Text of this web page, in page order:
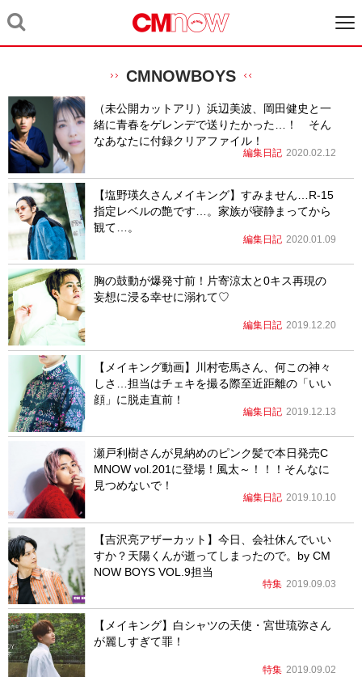
CMNOWBOYS
（未公開カットアリ）浜辺美波、岡田健史と一
緒に青春をゲレンデで送りたかった…！ そん
なあなたに付録クリアファイル！
編集日記 2020.02.12
【塩野瑛久さんメイキング】すみません…R-15
指定レベルの艶です…。家族が寝静まってから
観て…。
編集日記 2020.01.09
胸の鼓動が爆発寸前！片寄涼太と0キス再現の
妄想に浸る幸せに溺れて♡
編集日記 2019.12.20
【メイキング動画】川村壱馬さん、何この神々
しさ…担当はチェキを撮る際至近距離の「いい
顔」に脱走直前！
編集日記 2019.12.13
瀬戸利樹さんが見納めのピンク髪で本日発売C
MNOW vol.201に登場！風太～！！！そんなに
見つめないで！
編集日記 2019.10.10
【吉沢亮アザーカット】今日、会社休んでいい
すか？天陽くんが逝ってしまったので。by CM
NOW BOYS VOL.9担当
特集 2019.09.03
【メイキング】白シャツの天使・宮世琉弥さん
が麗しすぎて罪！
特集 2019.09.02